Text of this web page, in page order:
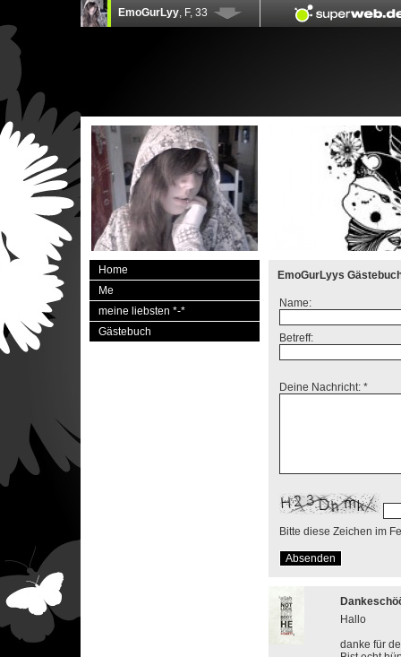
Home
Me
meine liebsten *-*
Gästebuch
EmoGurLyys
Name:
Betreff:
Deine Nachricht: *
Bitte diese Zeichen im
Hallo
danke für